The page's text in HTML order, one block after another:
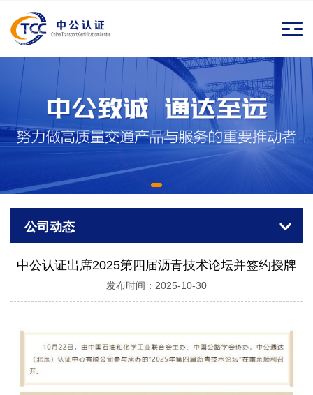
公司动态
中公认证出席2025第四届沥青技术论坛并签约授牌
发布时间：2025-10-30